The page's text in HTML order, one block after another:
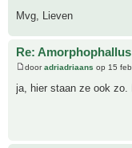
Mvg, Lieven
Re:
dooradriadriaans op 15
ja, hier staan ze ook zo.